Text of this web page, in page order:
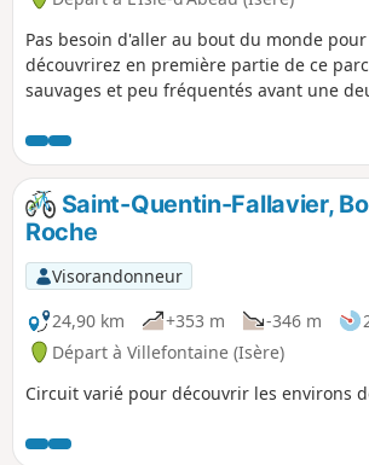
Pas besoin d'aller au bout du monde pour
découvrirez en première partie de ce
sauvages et peu fréquentés avant une
Saint-Quentin-Fallavier,
Roche
Visorandonneur
24,90 km
+353 m -346 m
Départ à Villefontaine (Isère)
Circuit varié pour découvrir les environs